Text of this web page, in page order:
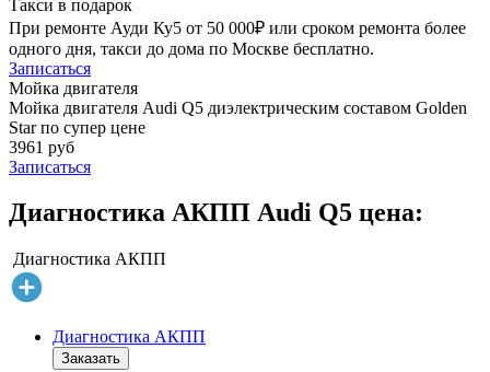
Такси в подарок
При ремонте Ауди Ку5 от 50 000₽ или сроком ремонта более
одного дня, такси до дома по Москве бесплатно.
Записаться
Мойка двигателя
Мойка двигателя Audi Q5 диэлектрическим составом Golden
Star по супер цене
3961 руб
Записаться
Диагностика АКПП Audi Q5 цена:
Диагностика АКПП
Диагностика АКПП
Заказать